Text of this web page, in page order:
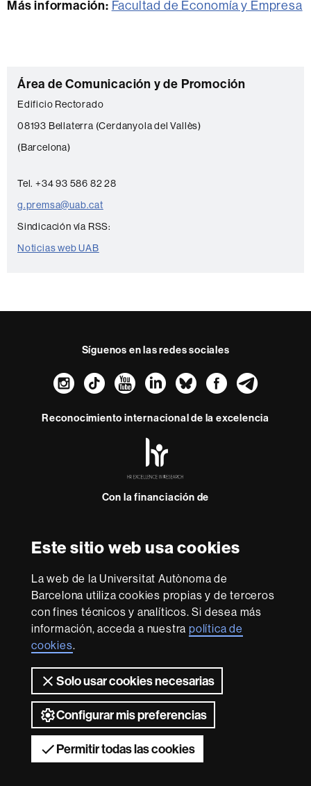
Este sitio web usa cookies
La web de la Universitat Autònoma de
Barcelona utiliza cookies propias y de terceros
con fines técnicos y analíticos. Si desea más
información, acceda a nuestrapolítica de
cookies.
Solo usar cookies necesarias
Configurar mis preferencias
Permitir todas las cookies
Más información: Facultad de Economía y Empresa
C
o
n
t
c
t
o
Área de Comunicación y de Promoción
Edificio Rectorado
08193 Bellaterra (Cerdanyola del Vallès)
(Barcelona)
Tel. +34 93 586 82 28
g.premsa@uab.cat
Sindicación vía RSS:
Noticias web UAB
Síguenos en las redes sociales
Instagram
TikTokYouTube
LinkedIn
Bluesky
Reconocimiento internacional de la excelencia
-
Con la financiación de
Sobre
esta
web Aviso legal Protección de datos Sobre el
web Accesibilidad web Mapa del web UAB
Somos una universidad líder que imparte una docencia
de calidad y excelencia, diversificada, multidisciplinaria y
flexible, adecuada a las necesidades de la sociedad y
adaptada a los nuevos modelos de la Europa del
conocimiento. La UAB es reconocida internacionalmente
por la calidad y el carácter innovador de su investigación.
2026 Universitat Autònoma de Barcelona